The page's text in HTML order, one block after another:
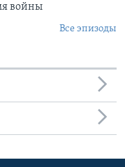
войны
Все эпизоды